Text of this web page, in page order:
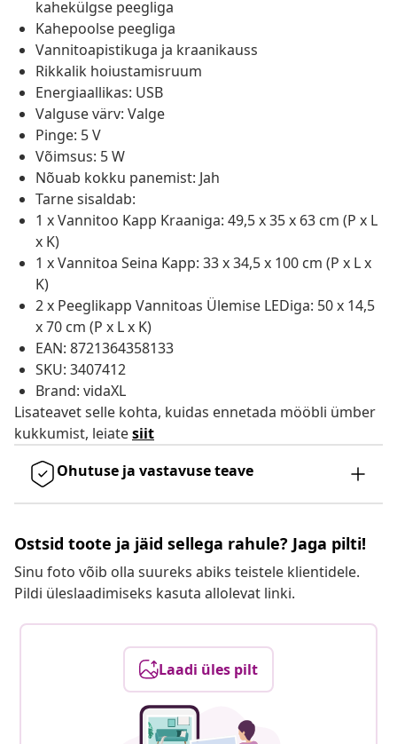
kahekülgse peegliga
Kahepoolse peegliga
Vannitoapistikuga ja kraanikauss
Rikkalik hoiustamisruum
Energiaallikas: USB
Valguse värv: Valge
Pinge: 5 V
Võimsus: 5 W
Nõuab kokku panemist: Jah
Tarne sisaldab:
1 x Vannitoo Kapp Kraaniga: 49,5 x 35 x 63 cm (P x L
x K)
1 x Vannitoa Seina Kapp: 33 x 34,5 x 100 cm (P x L x
K)
2 x Peeglikapp Vannitoas Ülemise LEDiga: 50 x 14,5
x 70 cm (P x L x K)
EAN: 8721364358133
SKU: 3407412
Brand: vidaXL
Lisateavet selle kohta, kuidas ennetada mööbli ümber
kukkumist, leiatesiit
Ohutuse ja vastavuse teave
Ostsid toote ja jäid sellega rahule? Jaga pilti!
Sinu foto võib olla suureks abiks teistele klientidele.
Pildi üleslaadimiseks kasuta allolevat linki.
Laadi üles pilt